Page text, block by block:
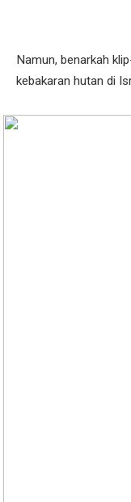
Namun, benarkah
kebakaran hutan di